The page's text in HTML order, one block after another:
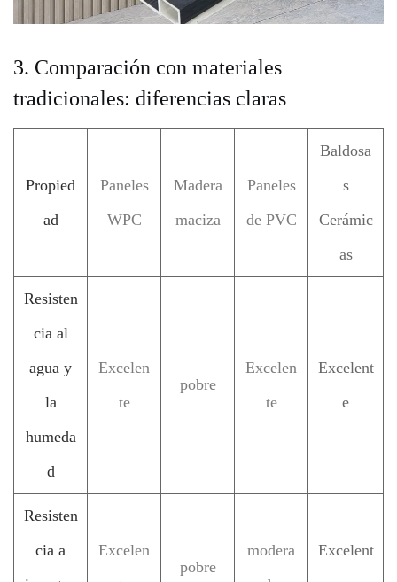
3. Comparación con materiales
tradicionales: diferencias claras
Propied
ad
Paneles
WPC
Madera
maciza
Paneles
de PVC
Baldosa
s
Cerámic
as
Resisten
cia al
agua y
la
humeda
d
Excelen
te
pobre
Excelen
te
Excelent
e
Resisten
cia a
Excelen
pobre
modera
Excelent